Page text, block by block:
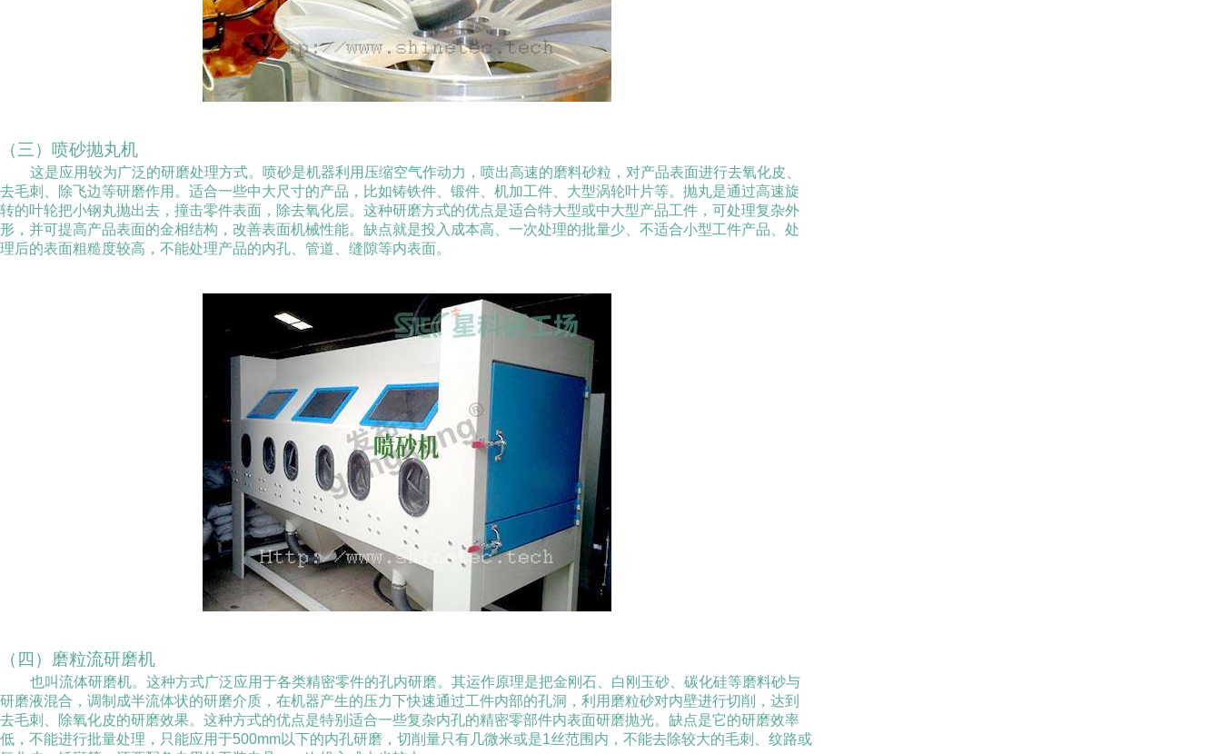
（三）喷砂抛丸机
这是应用较为广泛的研磨处理方式。喷砂是机器利用压缩空气作动力，喷出高速的磨料砂粒，对产品表面进行去氧化皮、
去毛刺、除飞边等研磨作用。适合一些中大尺寸的产品，比如铸铁件、锻件、机加工件、大型涡轮叶片等。抛丸是通过高速旋
转的叶轮把小钢丸抛出去，撞击零件表面，除去氧化层。这种研磨方式的优点是适合特大型或中大型产品工件，可处理复杂外
形，并可提高产品表面的金相结构，改善表面机械性能。缺点就是投入成本高、一次处理的批量少、不适合小型工件产品、处
理后的表面粗糙度较高，不能处理产品的内孔、管道、缝隙等内表面。
（四）磨粒流研磨机
也叫流体研磨机。这种方式广泛应用于各类精密零件的孔内研磨。其运作原理是把金刚石、白刚玉砂、碳化硅等磨料砂与
研磨液混合，调制成半流体状的研磨介质，在机器产生的压力下快速通过工件内部的孔洞，利用磨粒砂对内壁进行切削，达到
去毛刺、除氧化皮的研磨效果。这种方式的优点是特别适合一些复杂内孔的精密零部件内表面研磨抛光。缺点是它的研磨效率
低，不能进行批量处理，只能应用于500mm以下的内孔研磨，切削量只有几微米或是1丝范围内，不能去除较大的毛刺、纹路或